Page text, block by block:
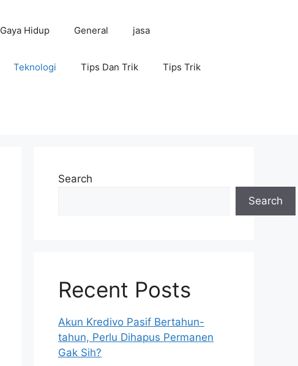
Gaya Hidup General jasa
Teknologi Tips Dan Trik Tips Trik
Search
Search
Recent Posts
Akun Kredivo Pasif Bertahun-
tahun, Perlu Dihapus Permanen
Gak Sih?